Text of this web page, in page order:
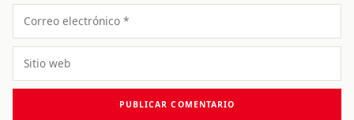
Correo
electrónico
Sitio
web